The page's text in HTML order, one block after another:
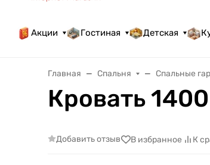
Акции Гостиная Детская
Главная Спальня Спальные
Кровать
Добавить отзыв В избранное К